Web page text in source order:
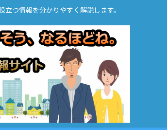
つ情報を分かりやすく解説します。